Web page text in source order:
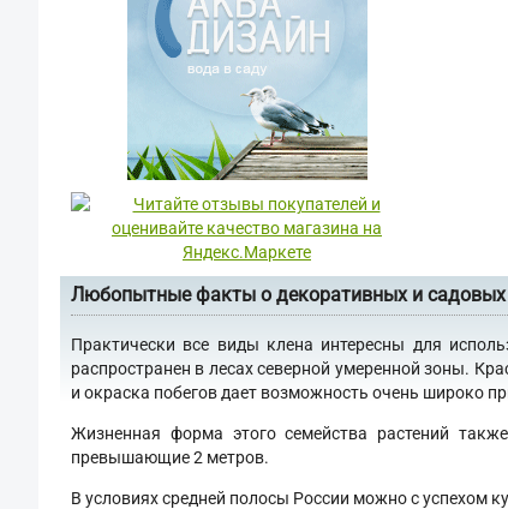
Любопытные факты о декоративных и садовых
Практически все виды клена интересны для
распространен в лесах северной умеренной зоны.
и окраска побегов дает возможность очень широко
Жизненная форма этого семейства растений
превышающие 2 метров.
В условиях средней полосы России можно с успехом